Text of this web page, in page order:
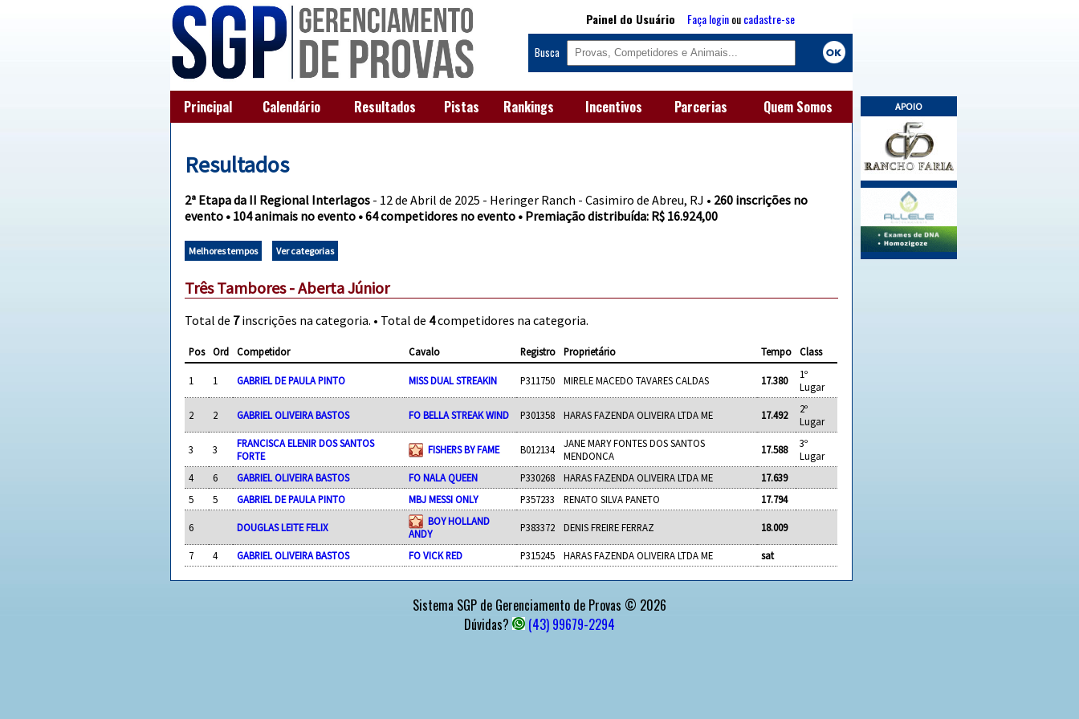
APOIO
Painel do Usuário Faça loginoucadastre-se
Busca
Principal Calendário Resultados Pistas Rankings Incentivos Parcerias Quem Somos
Resultados
2ª Etapa da II Regional Interlagos - 12 de Abril de 2025 - Heringer Ranch - Casimiro de Abreu, RJ • 260 inscrições no
evento • 104 animais no evento • 64 competidores no evento • Premiação distribuída: R$ 16.924,00
Melhores tempos Ver categorias
Três Tambores - Aberta Júnior
Total de 7inscrições na categoria. • Total de 4competidores na categoria.
Pos Ord Competidor Cavalo Registro Proprietário Tempo Class
1 1 GABRIEL DE PAULA PINTO MISS DUAL STREAKIN P311750 MIRELE MACEDO TAVARES CALDAS 17.380
1º
Lugar
2 2 GABRIEL OLIVEIRA BASTOS FO BELLA STREAK WIND P301358 HARAS FAZENDA OLIVEIRA LTDA ME 17.492
2º
Lugar
3 3
FRANCISCA ELENIR DOS SANTOS
FORTE
FISHERS BY FAME B012134
JANE MARY FONTES DOS SANTOS
MENDONCA
17.588
3º
Lugar
4
6 GABRIEL OLIVEIRA BASTOS FO NALA QUEEN P330268 HARAS FAZENDA OLIVEIRA LTDA ME
17.639
5
5 GABRIEL DE PAULA PINTO MBJ MESSI ONLY P357233 RENATO SILVA PANETO 17.794
6 DOUGLAS LEITE FELIX
BOY HOLLAND
ANDY
P383372 DENIS FREIRE FERRAZ 18.009
7 4 GABRIEL OLIVEIRA BASTOS FO VICK RED P315245 HARAS FAZENDA OLIVEIRA LTDA ME sat
Sistema SGP de Gerenciamento de Provas © 2026
Dúvidas?
(43) 99679-2294